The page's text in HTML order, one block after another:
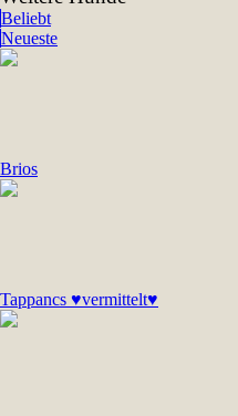
Beliebt
Neueste
Brios
Tappancs ♥vermittelt♥